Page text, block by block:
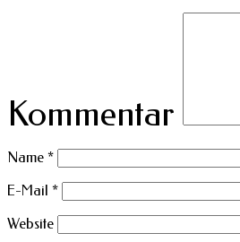
Kommentar
Name *
E-Mail *
Website